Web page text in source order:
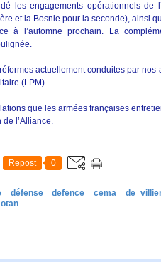
les engagements opérationnels de
et la Bosnie pour la seconde), ainsi
à l’automne prochain. La
actuellement conduites par nos
(LPM).
que les armées françaises
de l’Alliance.
Repost 0
défense defence cema de